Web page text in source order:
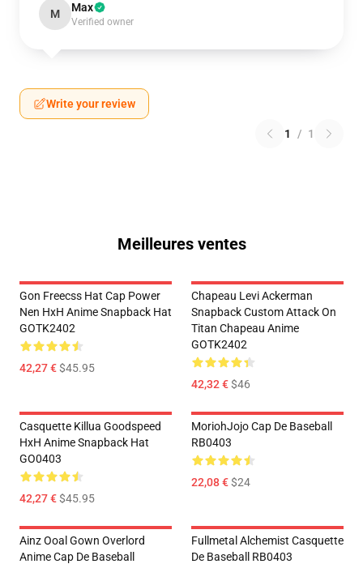
M Max
Verified owner
Write your review
1 / 1
Meilleures ventes
Gon Freecss Hat Cap Power
Nen HxH Anime Snapback Hat
GOTK2402
42,27 €$45.95
Chapeau Levi Ackerman
Snapback Custom Attack On
Titan Chapeau Anime
GOTK2402
42,32 €$46
Casquette Killua Goodspeed
HxH Anime Snapback Hat
GO0403
42,27 €$45.95
MoriohJojo Cap De Baseball
RB0403
22,08 €$24
Ainz Ooal Gown Overlord
Anime Cap De Baseball
Fullmetal Alchemist Casquette
De Baseball RB0403